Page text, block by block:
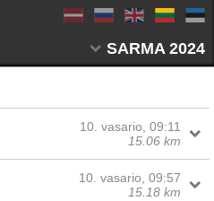
SARMA 2024
10. vasario, 09:11
15.06 km
10. vasario, 09:57
15.18 km